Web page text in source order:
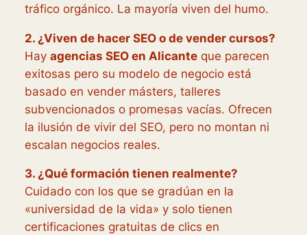
tráfico orgánico. La mayoría viven del humo.
2. ¿Viven de hacer SEO o de vender cursos?
Hay agencias SEO en Alicanteque parecen
exitosas pero su modelo de negocio está
basado en vender másters, talleres
subvencionados o promesas vacías. Ofrecen
la ilusión de vivir del SEO, pero no montan ni
escalan negocios reales.
3. ¿Qué formación tienen realmente?
Cuidado con los que se gradúan en la
«universidad de la vida» y solo tienen
certificaciones gratuitas de clics en